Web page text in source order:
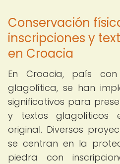
Conservación
inscripciones y
en Croacia
En Croacia, país
glagolítica, se han
significativos para
y textos glagolíticos
original. Diversos
se centran en la
piedra con